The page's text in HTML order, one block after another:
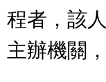
程者，該
主辦機關